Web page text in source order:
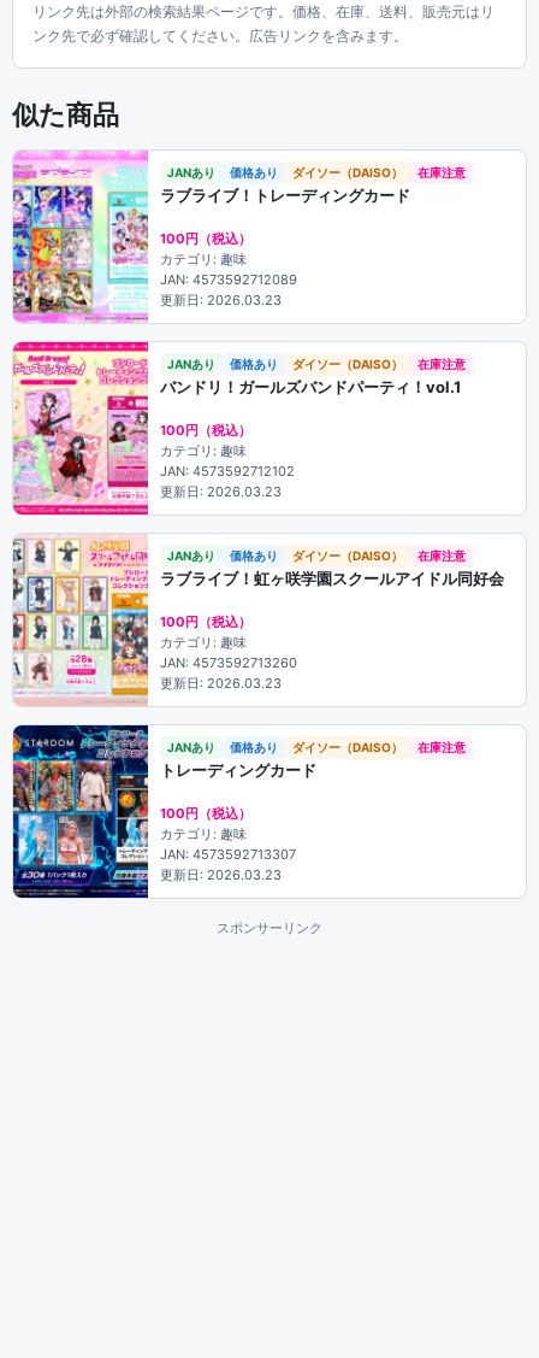
リンク先は外部の検索結果ページです。価格、在庫、送料、販売元はリ
ンク先で必ず確認してください。広告リンクを含みます。
似た商品
JANあり 価格あり ダイソー（DAISO） 在庫注意
ラブライブ！トレーディングカード
100円（税込）
カテゴリ: 趣味
JAN: 4573592712089
更新日: 2026.03.23
JANあり 価格あり ダイソー（DAISO） 在庫注意
バンドリ！ガールズバンドパーティ！vol.1
100円（税込）
カテゴリ: 趣味
JAN: 4573592712102
更新日: 2026.03.23
JANあり 価格あり ダイソー（DAISO） 在庫注意
ラブライブ！虹ヶ咲学園スクールアイドル同好会
100円（税込）
カテゴリ: 趣味
JAN: 4573592713260
更新日: 2026.03.23
JANあり 価格あり ダイソー（DAISO） 在庫注意
トレーディングカード
100円（税込）
カテゴリ: 趣味
JAN: 4573592713307
更新日: 2026.03.23
スポンサーリンク